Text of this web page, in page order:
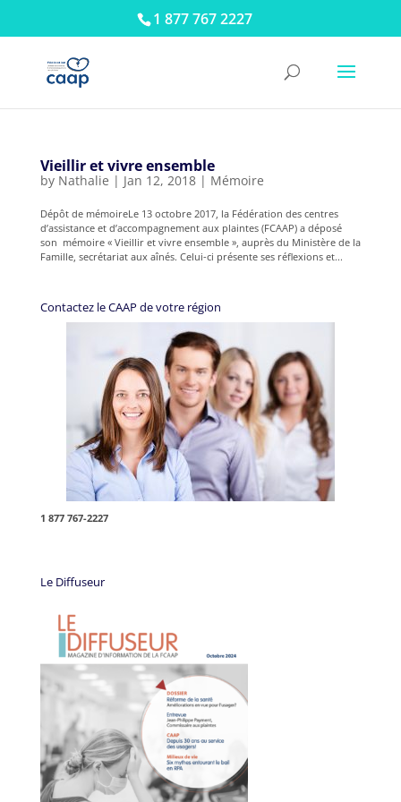
1 877 767 2227
Vieillir et vivre ensemble
by Nathalie | Jan 12, 2018| Mémoire
Dépôt de mémoireLe 13 octobre 2017, la Fédération des centres
d’assistance et d’accompagnement aux plaintes (FCAAP) a déposé
son mémoire « Vieillir et vivre ensemble », auprès du Ministère de la
Famille, secrétariat aux aînés. Celui-ci présente ses réflexions et...
Contactez le CAAP de votre région
1 877 767-2227
Le Diffuseur